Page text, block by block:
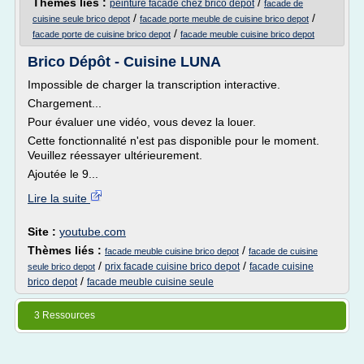
peinture facade chez brico depot
facade de
cuisine seule brico depot / facade porte meuble de cuisine brico depot /
facade porte de cuisine brico depot / facade meuble cuisine brico depot
Brico Dépôt - Cuisine LUNA
Impossible de charger la transcription interactive.
Chargement...
Pour évaluer une vidéo, vous devez la louer.
Cette fonctionnalité n'est pas disponible pour le moment.
Veuillez réessayer ultérieurement.
Ajoutée le 9...
Lire la suite
Site : youtube.com
Thèmes liés : facade meuble cuisine brico depot / facade de cuisine
seule brico depot / prix facade cuisine brico depot/ facade cuisine
brico depot/ facade meuble cuisine seule
3 Ressources